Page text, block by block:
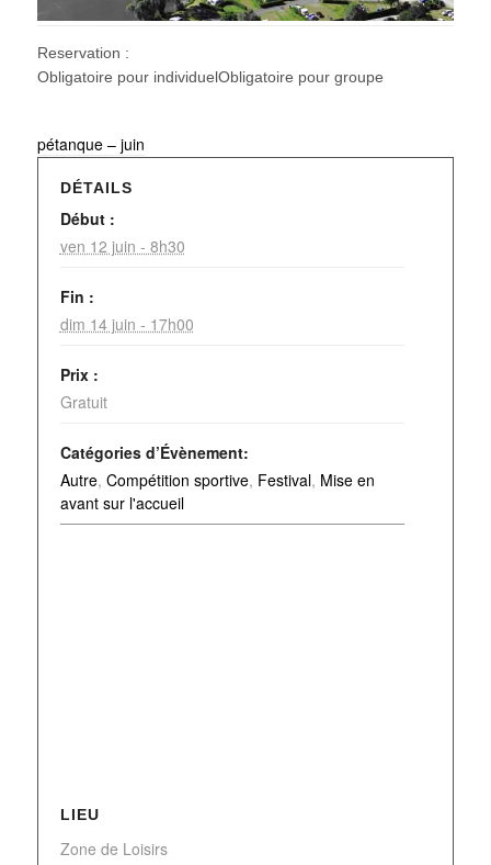
Reservation :
Obligatoire pour individuelObligatoire pour groupe
pétanque – juin
DÉTAILS
Début :
ven 12 juin - 8h30
Fin :
dim 14 juin - 17h00
Prix :
Gratuit
Catégories d’Évènement:
Autre, Compétition sportive, Festival, Mise en
avant sur l'accueil
LIEU
Zone de Loisirs